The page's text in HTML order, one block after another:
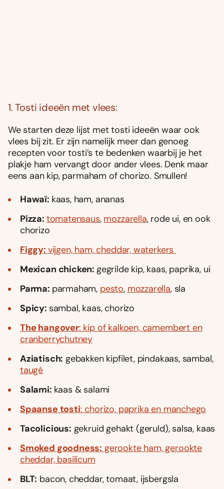
1. Tosti ideeën met vlees:
We starten deze lijst met tosti ideeën waar ook
vlees bij zit. Er zijn namelijk meer dan genoeg
recepten voor tosti’s te bedenken waarbij je het
plakje ham vervangt door ander vlees. Denk maar
eens aan kip, parmaham of chorizo. Smullen!
Hawaï: kaas, ham, ananas
Pizza: tomatensaus, mozzarella, rode ui, en ook
chorizo
Figgy: vijgen, ham, cheddar, waterkers
Mexican chicken: gegrilde kip, kaas, paprika, ui
Parma: parmaham, pesto, mozzarella, sla
Spicy: sambal, kaas, chorizo
The hangover: kip of kalkoen, camembert en
cranberrychutney
Aziatisch: gebakken kipfilet, pindakaas, sambal,
taugé
Salami: kaas & salami
Spaanse tosti: chorizo, paprika en manchego
Tacolicious: gekruid gehakt (geruld), salsa, kaas
Smoked goodness: gerookte ham, gerookte
cheddar, basilicum
BLT: bacon, cheddar, tomaat, ijsbergsla